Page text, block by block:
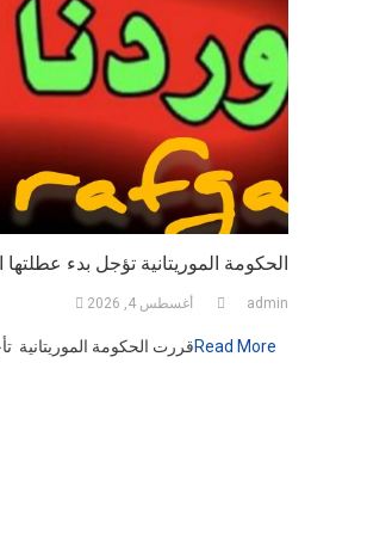
أخبار
الحكومة الموريتانية تؤجل بدء عطلتها
أغسطس 4, 2026 admin
قررت الحكومة الموريتانيةRead More